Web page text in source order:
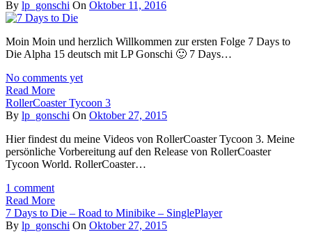
By lp_gonschi On Oktober 11, 2016
Moin Moin und herzlich Willkommen zur ersten Folge 7 Days to
Die Alpha 15 deutsch mit LP Gonschi 🙂 7 Days…
No comments yet
Read More
RollerCoaster Tycoon 3
By lp_gonschi On Oktober 27, 2015
Hier findest du meine Videos von RollerCoaster Tycoon 3. Meine
persönliche Vorbereitung auf den Release von RollerCoaster
Tycoon World. RollerCoaster…
1 comment
Read More
7 Days to Die – Road to Minibike – SinglePlayer
By lp_gonschi On Oktober 27, 2015